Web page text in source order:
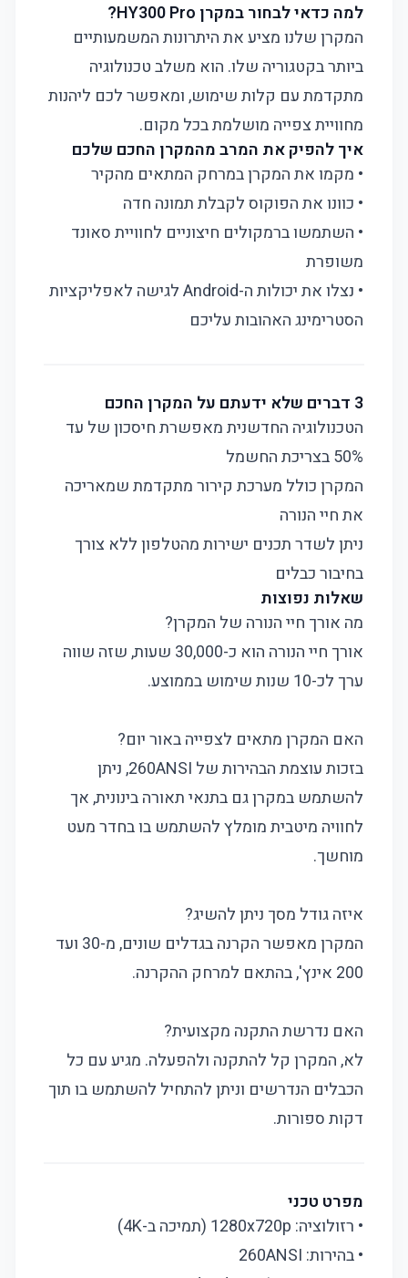
למה כדאי לבחור במקרן HY300 Pro?
המקרן שלנו מציע את היתרונות המשמעותיים
ביותר בקטגוריה שלו. הוא משלב טכנולוגיה
מתקדמת עם קלות שימוש, ומאפשר לכם ליהנות
מחוויית צפייה מושלמת בכל מקום.
איך להפיק את המרב מהמקרן החכם שלכם
• מקמו את המקרן במרחק המתאים מהקיר
• כוונו את הפוקוס לקבלת תמונה חדה
• השתמשו ברמקולים חיצוניים לחוויית סאונד
משופרת
• נצלו את יכולות ה-Android לגישה לאפליקציות
הסטרימינג האהובות עליכם
3 דברים שלא ידעתם על המקרן החכם
הטכנולוגיה החדשנית מאפשרת חיסכון של עד
50% בצריכת החשמל
המקרן כולל מערכת קירור מתקדמת שמאריכה
את חיי הנורה
ניתן לשדר תכנים ישירות מהטלפון ללא צורך
בחיבור כבלים
שאלות נפוצות
מה אורך חיי הנורה של המקרן?
אורך חיי הנורה הוא כ-30,000 שעות, שזה שווה
ערך לכ-10 שנות שימוש בממוצע.
האם המקרן מתאים לצפייה באור יום?
בזכות עוצמת הבהירות של 260ANSI, ניתן
להשתמש במקרן גם בתנאי תאורה בינונית, אך
לחוויה מיטבית מומלץ להשתמש בו בחדר מעט
מוחשך.
איזה גודל מסך ניתן להשיג?
המקרן מאפשר הקרנה בגדלים שונים, מ-30 ועד
200 אינץ', בהתאם למרחק ההקרנה.
האם נדרשת התקנה מקצועית?
לא, המקרן קל להתקנה ולהפעלה. מגיע עם כל
הכבלים הנדרשים וניתן להתחיל להשתמש בו תוך
דקות ספורות.
מפרט טכני
• רזולוציה: 1280x720p (תמיכה ב-4K)
• בהירות: 260ANSI